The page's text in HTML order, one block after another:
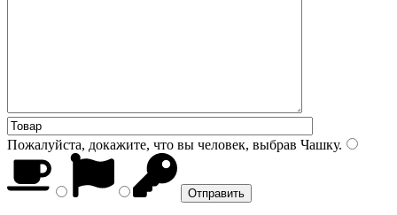
Пожалуйста, докажите, что вы человек, выбрав Чашку.